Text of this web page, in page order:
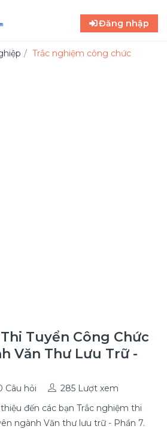
Đăng nhập
Trắc nghiệm công chức
Tuyển Công Chức
Văn Thư Lưu Trữ -
Câu hỏi
285 Lượt xem
đến các bạn Trắc nghiệm thi
ngành Văn thư lưu trữ - Phần 7.